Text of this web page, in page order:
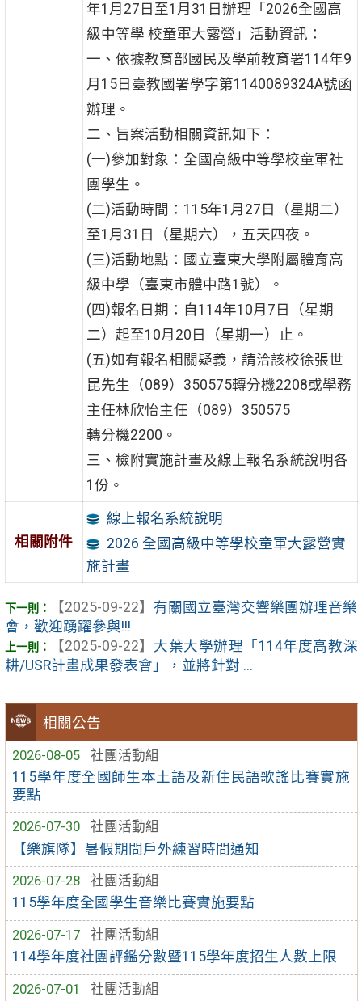
相關公告
2026-08-05
社團活動組
115學年度全國師生本土語及新住民語歌謠比賽實施
要點
2026-07-30
社團活動組
【樂旗隊】暑假期間戶外練習時間通知
2026-07-28
社團活動組
115學年度全國學生音樂比賽實施要點
2026-07-17
社團活動組
114學年度社團評鑑分數暨115學年度招生人數上限
2026-07-01
社團活動組
年1月27日至1月31日辦理「2026全國高
級中等學 校童軍大露營」活動資訊：
一、依據教育部國民及學前教育署114年9
月15日臺教國署學字第1140089324A號函
辦理。
二、旨案活動相關資訊如下：
(一)參加對象：全國高級中等學校童軍社
團學生。
(二)活動時間：115年1月27日（星期二）
至1月31日（星期六），五天四夜。
(三)活動地點：國立臺東大學附屬體育高
級中學（臺東市體中路1號）。
(四)報名日期：自114年10月7日（星期
二）起至10月20日（星期一）止。
(五)如有報名相關疑義，請洽該校徐張世
昆先生（089）350575轉分機2208或學務
主任林欣怡主任（089）350575
轉分機2200。
三、檢附實施計畫及線上報名系統說明各
1份。
相關附件
線上報名系統說明
2026 全國高級中等學校童軍大露營實
施計畫
【2025-09-22】 有關國立臺灣交響樂團辦理音樂
會，歡迎踴躍參與!!!
【2025-09-22】 大葉大學辦理「114年度高教深
耕/USR計畫成果發表會」，並將針對 ...